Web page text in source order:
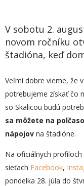
V sobotu 2.
novom ročníku
štadióna, keď
Veľmi dobre vieme, že
potrebujeme získať čo
so Skalicou budú
sa môžete na
nápojov na štadióne.
Na oficiálnych profiloch
sieťach Facebook,
pondelka 28. júla do